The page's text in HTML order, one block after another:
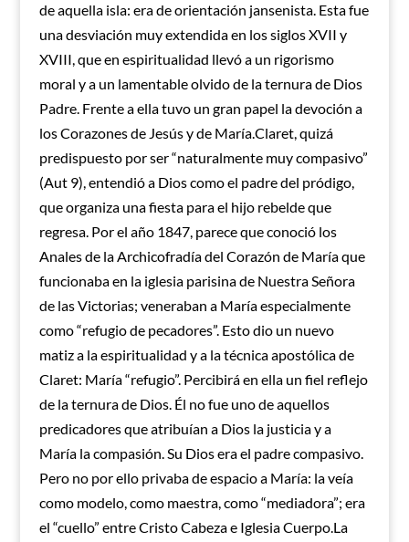
de aquella isla: era de orientación jansenista. Esta fue
una desviación muy extendida en los siglos XVII y
XVIII, que en espiritualidad llevó a un rigorismo
moral y a un lamentable olvido de la ternura de Dios
Padre. Frente a ella tuvo un gran papel la devoción a
los Corazones de Jesús y de María.Claret, quizá
predispuesto por ser “naturalmente muy compasivo”
(Aut 9), entendió a Dios como el padre del pródigo,
que organiza una fiesta para el hijo rebelde que
regresa. Por el año 1847, parece que conoció los
Anales de la Archicofradía del Corazón de María que
funcionaba en la iglesia parisina de Nuestra Señora
de las Victorias; veneraban a María especialmente
como “refugio de pecadores”. Esto dio un nuevo
matiz a la espiritualidad y a la técnica apostólica de
Claret: María “refugio”. Percibirá en ella un fiel reflejo
de la ternura de Dios. Él no fue uno de aquellos
predicadores que atribuían a Dios la justicia y a
María la compasión. Su Dios era el padre compasivo.
Pero no por ello privaba de espacio a María: la veía
como modelo, como maestra, como “mediadora”; era
el “cuello” entre Cristo Cabeza e Iglesia Cuerpo.La